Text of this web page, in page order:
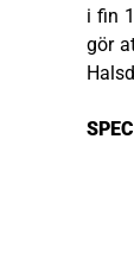
i fin
gör